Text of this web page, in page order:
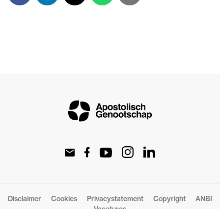
Disclaimer Cookies Privacystatement Copyright
ANBI